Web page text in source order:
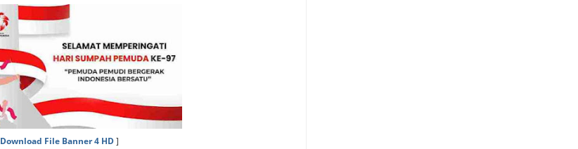
Download File Banner 4 HD]